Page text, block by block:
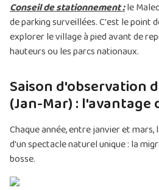
Conseil de stationnement :le
de parking surveillées. C'est le point
explorer le village à pied avant de
hauteurs ou les parcs nationaux.
Saison d'observation
(Jan-Mar) : l'avantage
Chaque année, entre janvier et
d'un spectacle naturel unique : la
bosse.